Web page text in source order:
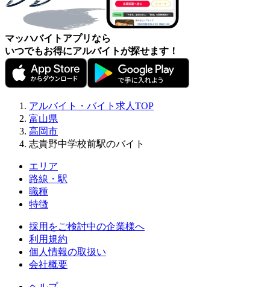
マッハバイトアプリなら
いつでもお得にアルバイトが探せます！
アルバイト・バイト求人TOP
富山県
高岡市
志貴野中学校前駅のバイト
エリア
路線・駅
職種
特徴
採用をご検討中の企業様へ
利用規約
個人情報の取扱い
会社概要